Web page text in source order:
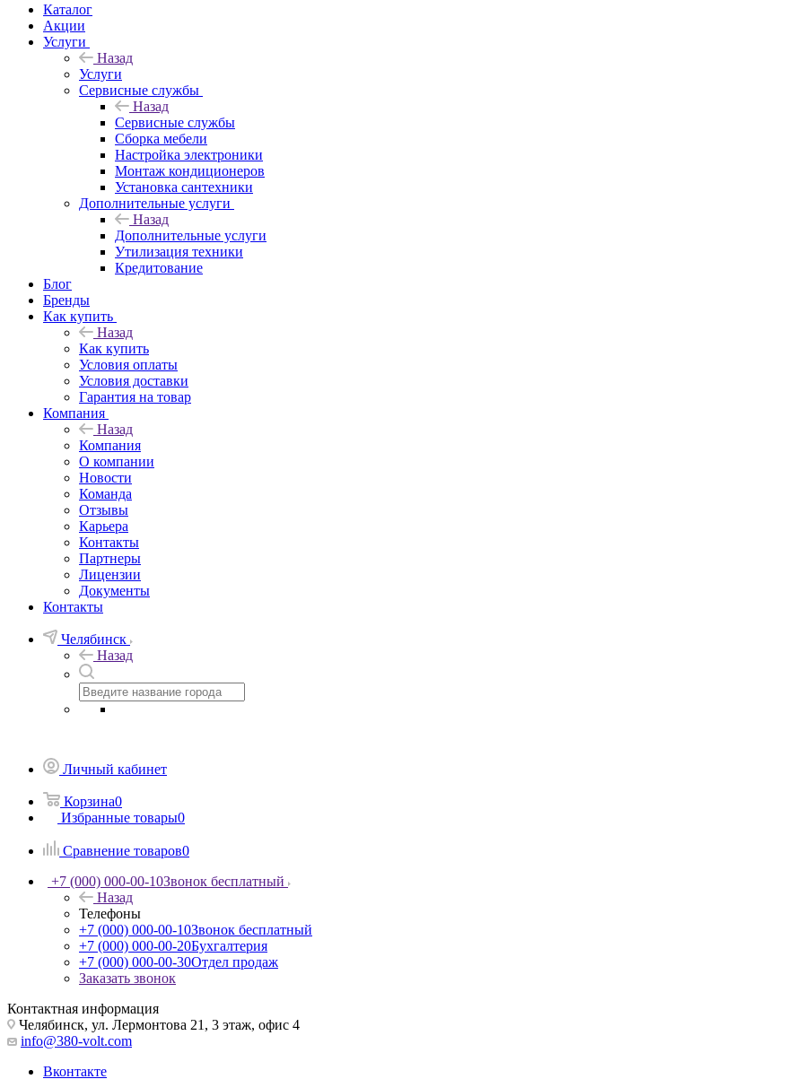
Каталог
Акции
Услуги
Назад
Услуги
Сервисные службы
Назад
Сервисные службы
Сборка мебели
Настройка электроники
Монтаж кондиционеров
Установка сантехники
Дополнительные услуги
Назад
Дополнительные услуги
Утилизация техники
Кредитование
Блог
Бренды
Как купить
Назад
Как купить
Условия оплаты
Условия доставки
Гарантия на товар
Компания
Назад
Компания
О компании
Новости
Команда
Отзывы
Карьера
Контакты
Партнеры
Лицензии
Документы
Контакты
Челябинск
Назад
Личный кабинет
Корзина0
Избранные товары0
Сравнение товаров0
+7 (000) 000-00-10Звонок бесплатный
Назад
Телефоны
+7 (000) 000-00-10Звонок бесплатный
+7 (000) 000-00-20Бухгалтерия
+7 (000) 000-00-30Отдел продаж
Заказать звонок
Контактная информация
Челябинск, ул. Лермонтова 21, 3 этаж, офис 4
info@380-volt.com
Вконтакте